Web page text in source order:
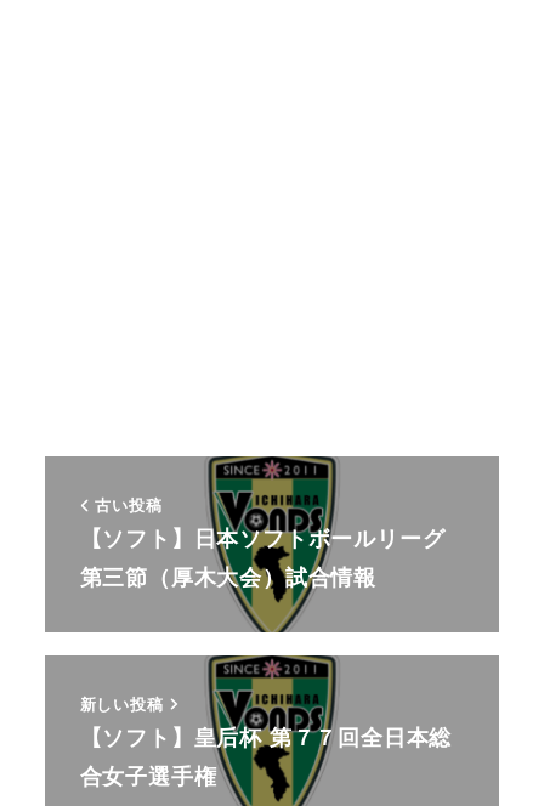
古い投稿
【ソフト】日本ソフトボールリーグ
第三節（厚木大会）試合情報
新しい投稿
【ソフト】皇后杯 第７７回全日本総
合女子選手権